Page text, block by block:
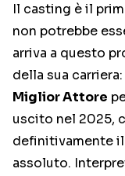
Il casting è il
non potrebbe
arriva a questo
della sua
Miglior Attore
uscito nel 2025,
definitivamente
assoluto.